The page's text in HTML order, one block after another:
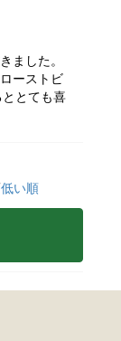
ました。
ーストビ
とても喜
低い順